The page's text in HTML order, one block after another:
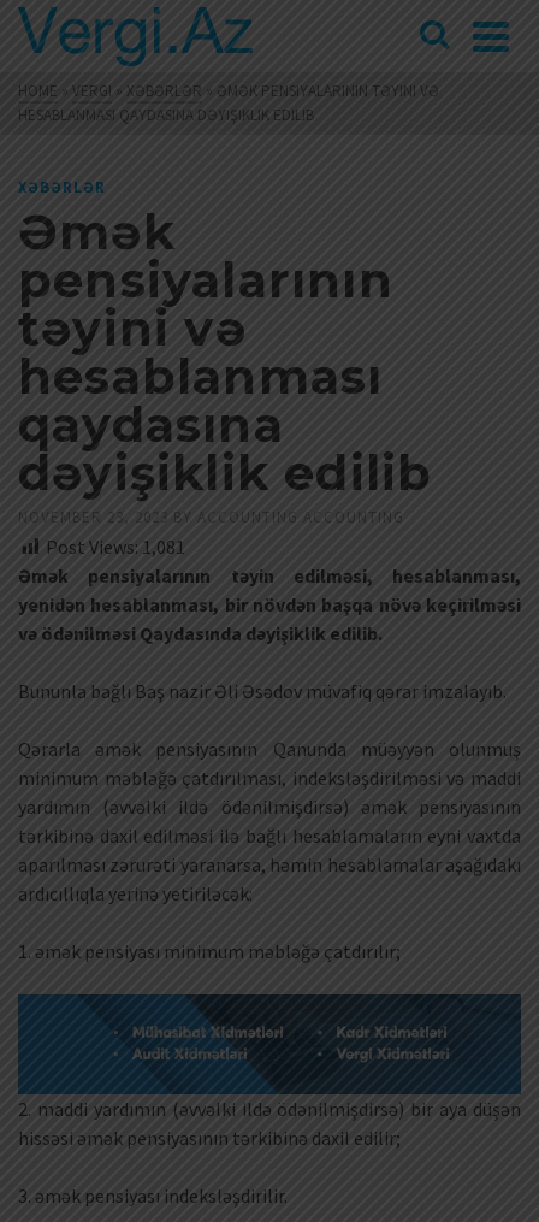
HOME » VERGI » XƏBƏRLƏR » ƏMƏK PENSIYALARININ TƏYINI VƏ
HESABLANMASI QAYDASINA DƏYIŞIKLIK EDILIB
XƏBƏRLƏR
Əmək
pensiyalarının
təyini və
hesablanması
qaydasına
dəyişiklik edilib
NOVEMBER 23, 2023 BY ACCOUNTING ACCOUNTING
Post Views: 1,081
Əmək pensiyalarının təyin edilməsi, hesablanması,
yenidən hesablanması, bir növdən başqa növə keçirilməsi
və ödənilməsi Qaydasında dəyişiklik edilib.
Bununla bağlı Baş nazir Əli Əsədov müvafiq qərar imzalayıb.
Qərarla əmək pensiyasının Qanunda müəyyən olunmuş
minimum məbləğə çatdırılması, indeksləşdirilməsi və maddi
yardımın (əvvəlki ildə ödənilmişdirsə) əmək pensiyasının
tərkibinə daxil edilməsi ilə bağlı hesablamaların eyni vaxtda
aparılması zərurəti yaranarsa, həmin hesablamalar aşağıdakı
ardıcıllıqla yerinə yetiriləcək:
1. əmək pensiyası minimum məbləğə çatdırılır;
2. maddi yardımın (əvvəlki ildə ödənilmişdirsə) bir aya düşən
hissəsi əmək pensiyasının tərkibinə daxil edilir;
3. əmək pensiyası indeksləşdirilir.